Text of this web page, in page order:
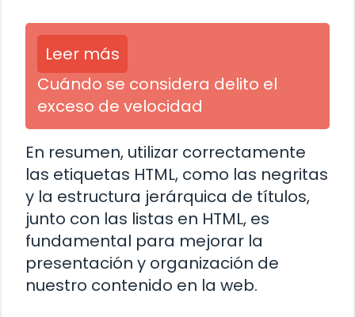
Leer más
Cuándo se considera delito el
exceso de velocidad
En resumen, utilizar correctamente
las etiquetas HTML, como las negritas
y la estructura jerárquica de títulos,
junto con las listas en HTML, es
fundamental para mejorar la
presentación y organización de
nuestro contenido en la web.